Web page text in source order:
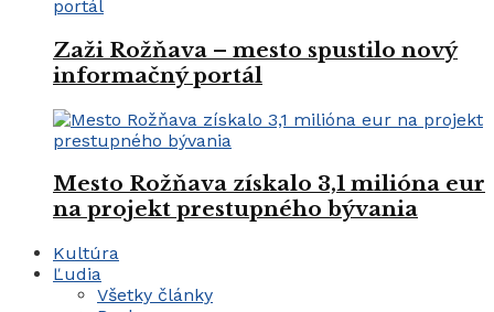
Zaži Rožňava – mesto spustilo nový
informačný portál
Mesto Rožňava získalo 3,1 milióna eur
na projekt prestupného bývania
Kultúra
Ľudia
Všetky články